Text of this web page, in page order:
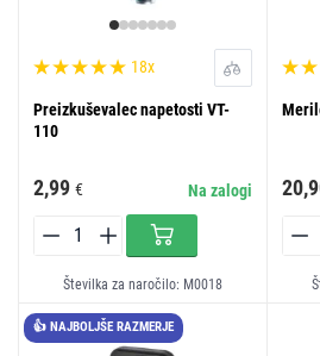
18x
Preizkuševalec napetosti VT-
110
2,99 € Na zalogi
Številka za naročilo: M0018
👍 NAJBOLJŠE RAZMERJE